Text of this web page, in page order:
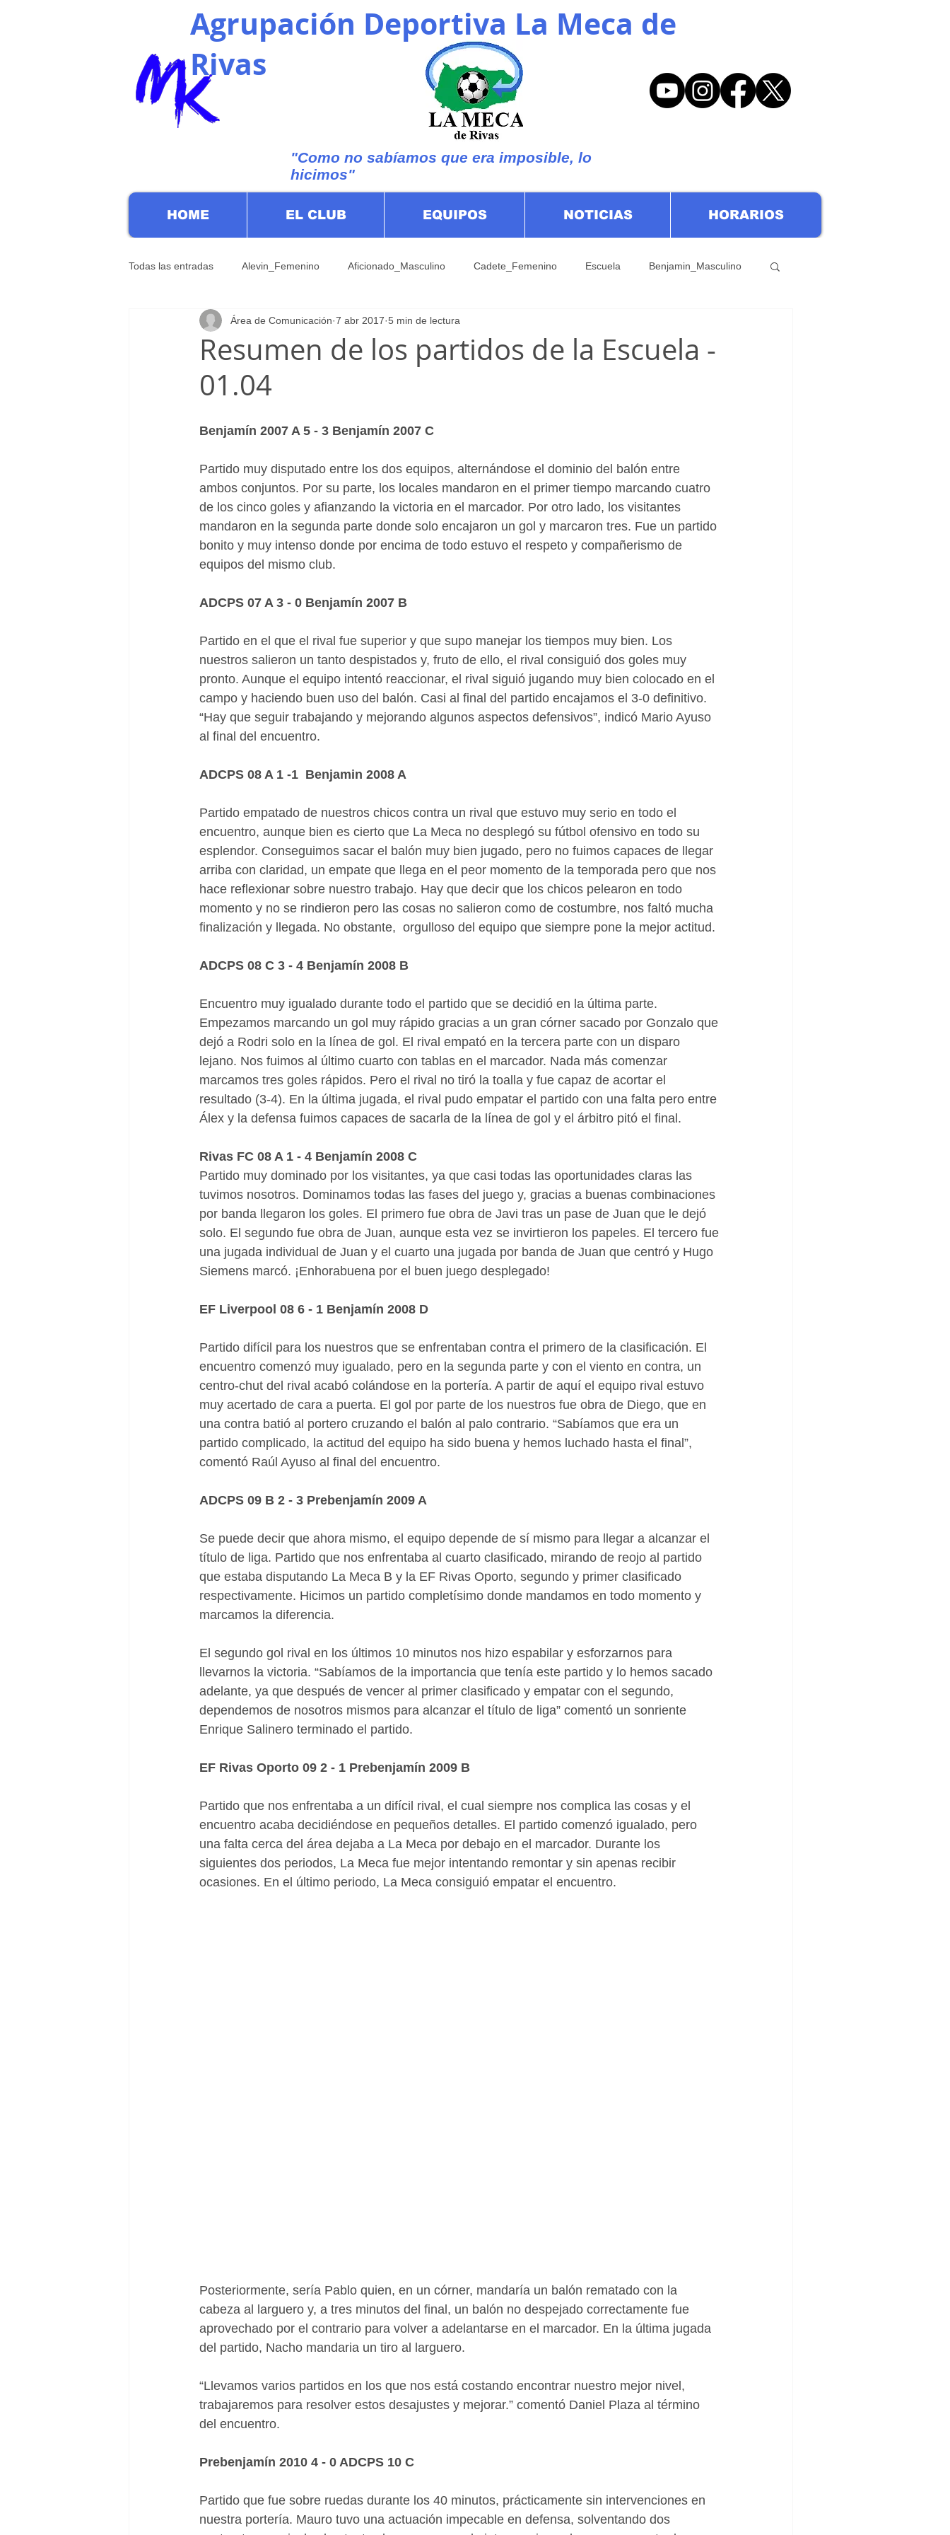
Agrupación Deportiva La Meca de
Rivas
"Como no sabíamos que era imposible, lo
hicimos"
HOME EL CLUB EQUIPOS NOTICIAS HORARIOS
Todas las entradas Alevin_Femenino Aficionado_Masculino Cadete_Femenino Escuela Benjamin_Masculino
Infantil_Femenino Patrocinadores Juvenil_Femenino
Cadete_Masculino
Resumen de los partidos de la Escuela -
01.04
Área de Comunicación 7 abr 2017 5 min de lectura
Benjamín 2007 A 5 - 3 Benjamín 2007 C
Partido muy disputado entre los dos equipos, alternándose el dominio del balón entre
ambos conjuntos. Por su parte, los locales mandaron en el primer tiempo marcando cuatro
de los cinco goles y afianzando la victoria en el marcador. Por otro lado, los visitantes
mandaron en la segunda parte donde solo encajaron un gol y marcaron tres. Fue un partido
bonito y muy intenso donde por encima de todo estuvo el respeto y compañerismo de
equipos del mismo club.
ADCPS 07 A 3 - 0 Benjamín 2007 B
Partido en el que el rival fue superior y que supo manejar los tiempos muy bien. Los
nuestros salieron un tanto despistados y, fruto de ello, el rival consiguió dos goles muy
pronto. Aunque el equipo intentó reaccionar, el rival siguió jugando muy bien colocado en el
campo y haciendo buen uso del balón. Casi al final del partido encajamos el 3-0 definitivo.
“Hay que seguir trabajando y mejorando algunos aspectos defensivos”, indicó Mario Ayuso
al final del encuentro.
ADCPS 08 A 1 -1  Benjamin 2008 A
Partido empatado de nuestros chicos contra un rival que estuvo muy serio en todo el
encuentro, aunque bien es cierto que La Meca no desplegó su fútbol ofensivo en todo su
esplendor. Conseguimos sacar el balón muy bien jugado, pero no fuimos capaces de llegar
arriba con claridad, un empate que llega en el peor momento de la temporada pero que nos
hace reflexionar sobre nuestro trabajo. Hay que decir que los chicos pelearon en todo
momento y no se rindieron pero las cosas no salieron como de costumbre, nos faltó mucha
finalización y llegada. No obstante,  orgulloso del equipo que siempre pone la mejor actitud.
ADCPS 08 C 3 - 4 Benjamín 2008 B
Encuentro muy igualado durante todo el partido que se decidió en la última parte.
Empezamos marcando un gol muy rápido gracias a un gran córner sacado por Gonzalo que
dejó a Rodri solo en la línea de gol. El rival empató en la tercera parte con un disparo
lejano. Nos fuimos al último cuarto con tablas en el marcador. Nada más comenzar
marcamos tres goles rápidos. Pero el rival no tiró la toalla y fue capaz de acortar el
resultado (3-4). En la última jugada, el rival pudo empatar el partido con una falta pero entre
Álex y la defensa fuimos capaces de sacarla de la línea de gol y el árbitro pitó el final.
Rivas FC 08 A 1 - 4 Benjamín 2008 C
Partido muy dominado por los visitantes, ya que casi todas las oportunidades claras las
tuvimos nosotros. Dominamos todas las fases del juego y, gracias a buenas combinaciones
por banda llegaron los goles. El primero fue obra de Javi tras un pase de Juan que le dejó
solo. El segundo fue obra de Juan, aunque esta vez se invirtieron los papeles. El tercero fue
una jugada individual de Juan y el cuarto una jugada por banda de Juan que centró y Hugo
Siemens marcó. ¡Enhorabuena por el buen juego desplegado!
EF Liverpool 08 6 - 1 Benjamín 2008 D
Partido difícil para los nuestros que se enfrentaban contra el primero de la clasificación. El
encuentro comenzó muy igualado, pero en la segunda parte y con el viento en contra, un
centro-chut del rival acabó colándose en la portería. A partir de aquí el equipo rival estuvo
muy acertado de cara a puerta. El gol por parte de los nuestros fue obra de Diego, que en
una contra batió al portero cruzando el balón al palo contrario. “Sabíamos que era un
partido complicado, la actitud del equipo ha sido buena y hemos luchado hasta el final”,
comentó Raúl Ayuso al final del encuentro.
ADCPS 09 B 2 - 3 Prebenjamín 2009 A
Se puede decir que ahora mismo, el equipo depende de sí mismo para llegar a alcanzar el
título de liga. Partido que nos enfrentaba al cuarto clasificado, mirando de reojo al partido
que estaba disputando La Meca B y la EF Rivas Oporto, segundo y primer clasificado
respectivamente. Hicimos un partido completísimo donde mandamos en todo momento y
marcamos la diferencia.
El segundo gol rival en los últimos 10 minutos nos hizo espabilar y esforzarnos para
llevarnos la victoria. “Sabíamos de la importancia que tenía este partido y lo hemos sacado
adelante, ya que después de vencer al primer clasificado y empatar con el segundo,
dependemos de nosotros mismos para alcanzar el título de liga” comentó un sonriente
Enrique Salinero terminado el partido.
EF Rivas Oporto 09 2 - 1 Prebenjamín 2009 B
Partido que nos enfrentaba a un difícil rival, el cual siempre nos complica las cosas y el
encuentro acaba decidiéndose en pequeños detalles. El partido comenzó igualado, pero
una falta cerca del área dejaba a La Meca por debajo en el marcador. Durante los
siguientes dos periodos, La Meca fue mejor intentando remontar y sin apenas recibir
ocasiones. En el último periodo, La Meca consiguió empatar el encuentro.
Posteriormente, sería Pablo quien, en un córner, mandaría un balón rematado con la
cabeza al larguero y, a tres minutos del final, un balón no despejado correctamente fue
aprovechado por el contrario para volver a adelantarse en el marcador. En la última jugada
del partido, Nacho mandaria un tiro al larguero.
“Llevamos varios partidos en los que nos está costando encontrar nuestro mejor nivel,
trabajaremos para resolver estos desajustes y mejorar.” comentó Daniel Plaza al término
del encuentro.
Prebenjamín 2010 4 - 0 ADCPS 10 C
Partido que fue sobre ruedas durante los 40 minutos, prácticamente sin intervenciones en
nuestra portería. Mauro tuvo una actuación impecable en defensa, solventando dos